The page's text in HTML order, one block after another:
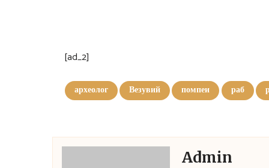
[ad_2]
археолог Везувий помпеи раб
Admin